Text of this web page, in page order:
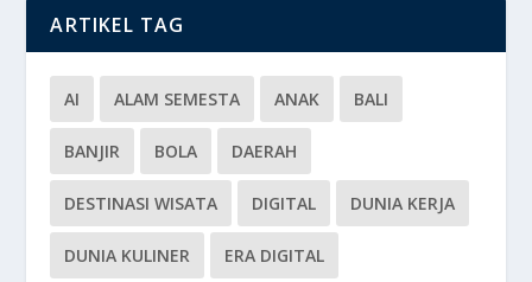
ARTIKEL TAG
AI ALAM SEMESTA ANAK BALI
BANJIR BOLA DAERAH
DESTINASI WISATA DIGITAL DUNIA KERJA
DUNIA KULINER ERA DIGITAL